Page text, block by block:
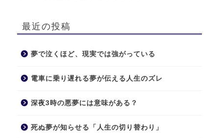
最近の投稿
夢で泣くほど、現実では強がっている
電車に乗り遅れる夢が伝える人生のズレ
深夜3時の悪夢には意味がある？
死ぬ夢が知らせる「人生の切り替わり」